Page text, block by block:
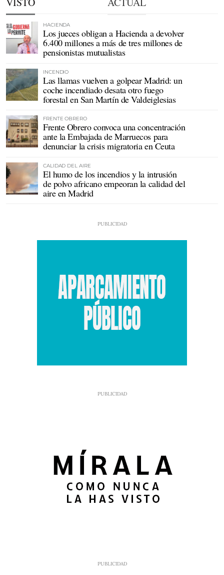
HACIENDA
Los jueces obligan a Hacienda a devolver
6.400 millones a más de tres millones de
pensionistas mutualistas
INCENDIO
Las llamas vuelven a golpear Madrid: un
coche incendiado desata otro fuego
forestal en San Martín de Valdeiglesias
FRENTE OBRERO
Frente Obrero convoca una concentración
ante la Embajada de Marruecos para
denunciar la crisis migratoria en Ceuta
CALIDAD DEL AIRE
El humo de los incendios y la intrusión
de polvo africano empeoran la calidad del
aire en Madrid